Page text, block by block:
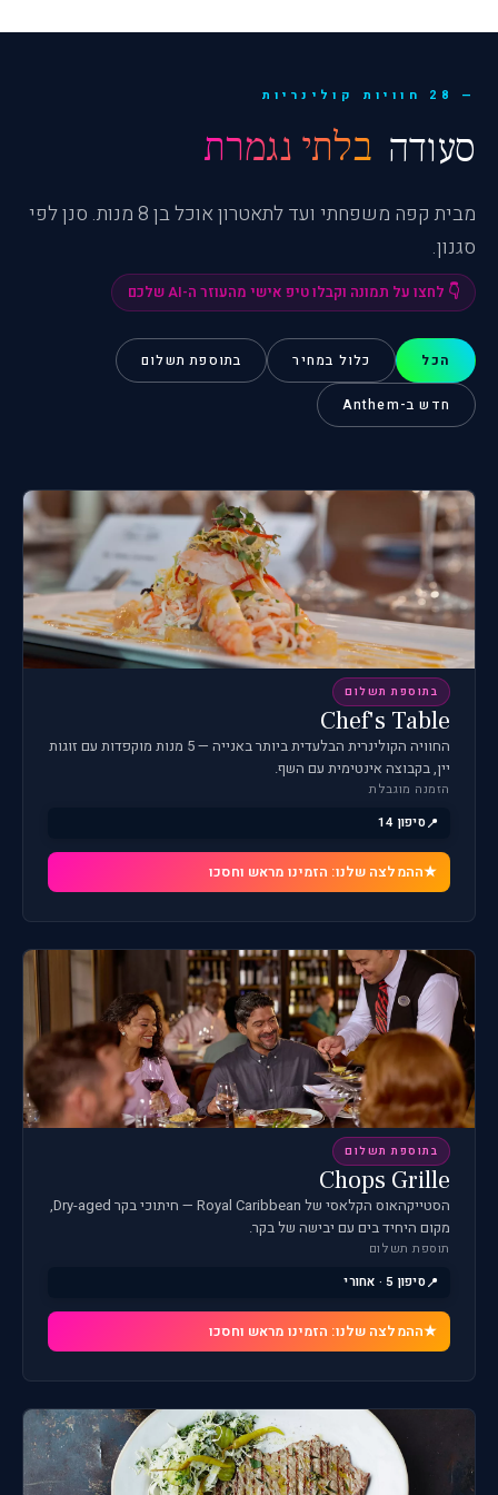
28 חוויות קולינריות
סעודה בלתי נגמרת
מבית קפה משפחתי ועד לתאטרון אוכל בן 8 מנות. סנן לפי
סגנון.
👇 לחצו על תמונה וקבלו טיפ אישי מהעוזר ה-AI שלכם
הכל כלול במחיר בתוספת תשלום
חדש ב-Anthem
בתוספת תשלום
Chef's Table
החוויה הקולינרית הבלעדית ביותר באנייה — 5 מנות מוקפדות עם זוגות
יין, בקבוצה אינטימית עם השף.
הזמנה מוגבלת
סיפון 14
ההמלצה שלנו: הזמינו מראש וחסכו
בתוספת תשלום
Chops Grille
הסטייקהאוס הקלאסי של Royal Caribbean — חיתוכי בקר Dry-aged,
מקום היחיד בים עם יבישה של בקר.
תוספת תשלום
סיפון 5 · אחורי
ההמלצה שלנו: הזמינו מראש וחסכו